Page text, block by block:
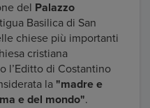
del Palazzo
Basilica di San
chiese più importanti
cristiana
l’Editto di Costantino
la "madre e
e del mondo".